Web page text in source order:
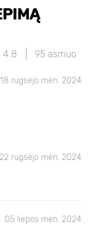
4.8 95 asmuo
18 rugsėjo mėn. 2024
22 rugsėjo mėn. 2024
05 liepos mėn. 2024